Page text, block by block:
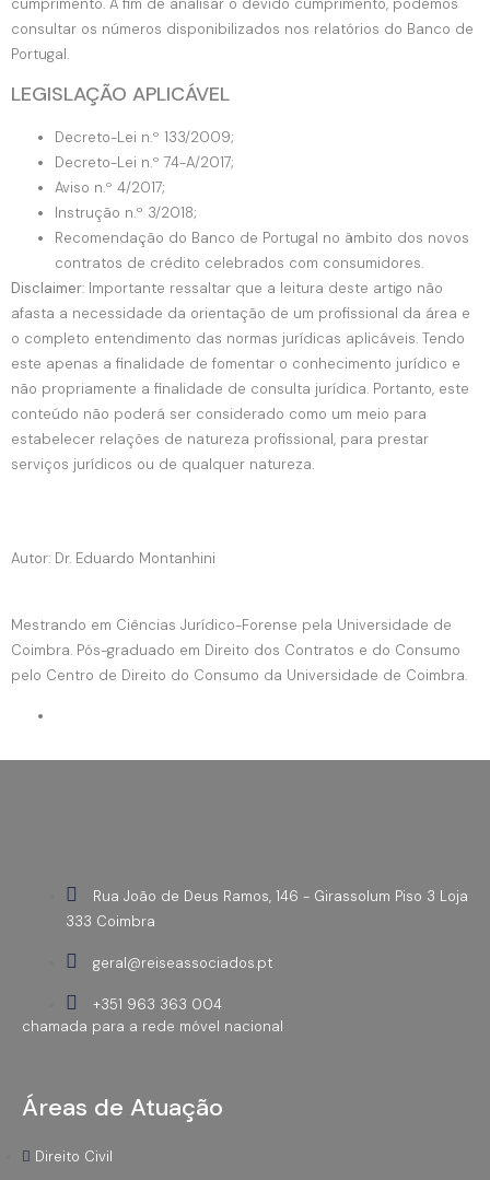
consultar os números disponibilizados nos relatórios do Banco de
Portugal.
LEGISLAÇÃO APLICÁVEL
Decreto-Lei n.º 133/2009;
Decreto-Lei n.º 74-A/2017;
Aviso n.º 4/2017;
Instrução n.º 3/2018;
Recomendação do Banco de Portugal no âmbito dos novos
contratos de crédito celebrados com consumidores.
Disclaimer: Importante ressaltar que a leitura deste artigo não
afasta a necessidade da orientação de um profissional da área e
o completo entendimento das normas jurídicas aplicáveis. Tendo
este apenas a finalidade de fomentar o conhecimento jurídico e
não propriamente a finalidade de consulta jurídica. Portanto, este
conteúdo não poderá ser considerado como um meio para
estabelecer relações de natureza profissional, para prestar
serviços jurídicos ou de qualquer natureza.
Autor: Dr. Eduardo Montanhini
Mestrando em Ciências Jurídico-Forense pela Universidade de
Coimbra. Pós-graduado em Direito dos Contratos e do Consumo
pelo Centro de Direito do Consumo da Universidade de Coimbra.
Rua João de Deus Ramos, 146 - Girassolum Piso 3 Loja
333 Coimbra
geral@reiseassociados.pt
+351 963 363 004
chamada para a rede móvel nacional
Áreas de Atuação
Direito Civil